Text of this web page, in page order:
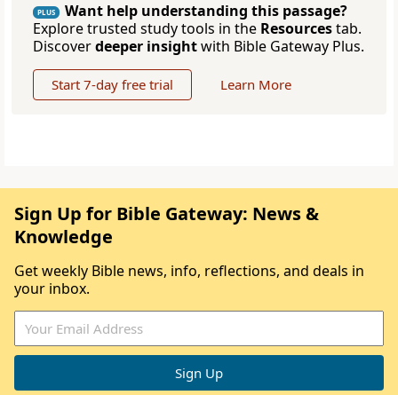
PLUS
Want help understanding this passage?
Explore trusted study tools in the Resourcestab.
Discoverdeeper insightwith Bible Gateway Plus.
Start 7-day free trial Learn More
Sign Up for Bible Gateway: News &
Knowledge
Get weekly Bible news, info, reflections, and deals in
your inbox.